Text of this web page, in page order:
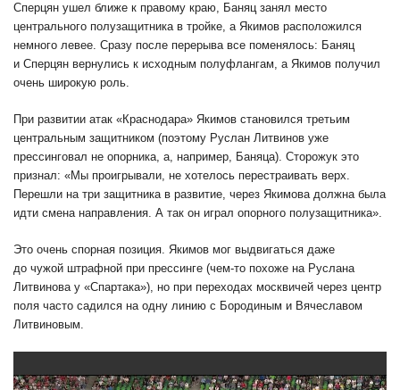
Сперцян ушел ближе к правому краю, Баняц занял место
центрального полузащитника в тройке, а Якимов расположился
немного левее. Сразу после перерыва все поменялось: Баняц
и Сперцян вернулись к исходным полуфлангам, а Якимов получил
очень широкую роль.
При развитии атак «Краснодара» Якимов становился третьим
центральным защитником (поэтому Руслан Литвинов уже
прессинговал не опорника, а, например, Баняца). Сторожук это
признал: «Мы проигрывали, не хотелось перестраивать верх.
Перешли на три защитника в развитие, через Якимова должна была
идти смена направления. А так он играл опорного полузащитника».
Это очень спорная позиция. Якимов мог выдвигаться даже
до чужой штрафной при прессинге (чем-то похоже на Руслана
Литвинова у «Спартака»), но при переходах москвичей через центр
поля часто садился на одну линию с Бородиным и Вячеславом
Литвиновым.